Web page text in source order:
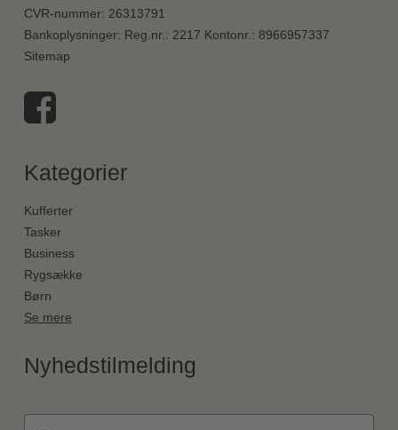
CVR-nummer: 26313791
Bankoplysninger: Reg.nr.: 2217 Kontonr.: 8966957337
Sitemap
Kategorier
Kufferter
Tasker
Business
Rygsække
Børn
Se mere
Nyhedstilmelding
Fornavn